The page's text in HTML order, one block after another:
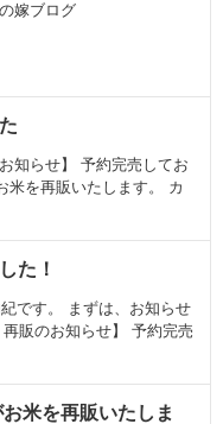
嫁ブログ
知らせ】 予約完売してお
米を再販いたします。 カ
た！
です。 まずは、お知らせ
販のお知らせ】 予約完売
米を再販いたしま